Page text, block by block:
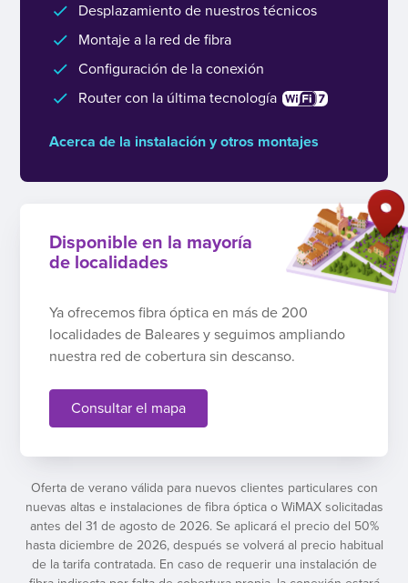
Desplazamiento de nuestros técnicos
Montaje a la red de fibra
Configuración de la conexión
Router con la última tecnología
Acerca de la instalación y otros montajes
Disponible en la mayoría
de localidades
Ya ofrecemos fibra óptica en más de 200
localidades de Baleares y seguimos ampliando
nuestra red de cobertura sin descanso.
Consultar el mapa
Oferta de verano válida para nuevos clientes particulares con
nuevas altas e instalaciones de fibra óptica o WiMAX solicitadas
antes del 31 de agosto de 2026. Se aplicará el precio del 50%
hasta diciembre de 2026, después se volverá al precio habitual
de la tarifa contratada. En caso de requerir una instalación de